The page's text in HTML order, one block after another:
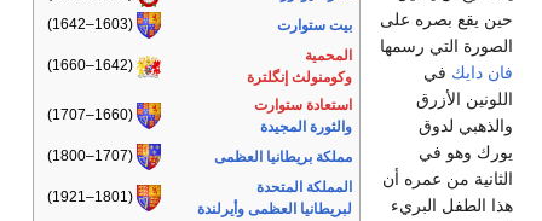
بيت ستوارت
(1603–1642)
المحمية
وكومنولث إنگلترة
(1642–1660)
استعادة ستوارت
والثورة المجيدة
(1660–1707)
مملكة بريطانيا العظمى
(1707–1800)
المملكة المتحدة
لبريطانيا العظمى وأيرلندة
(1801–1921)
حين يقع بصره على
الصورة التي رسمها
فان دايك في
اللونين الأزرق
والذهبي لدوق
يورك وهو في
الثانية من عمره أن
هذا الطفل البريء